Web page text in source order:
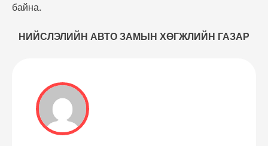
байна.
НИЙСЛЭЛИЙН АВТО ЗАМЫН ХӨГЖЛИЙН ГАЗАР